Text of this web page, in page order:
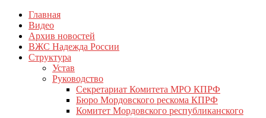
Перейти
содержимому
КПРФ Мордовия
Мордовское Региональное отделение КПРФ
Главная
Видео
Архив новостей
ВЖС Надежда России
Структура
Устав
Руководство
Секретариат Комитета МРО КПРФ
Бюро Мордовского рескома КПРФ
Комитет Мордовского республиканского